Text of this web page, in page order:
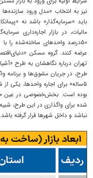
نیز به انتخاب «مدل ورود
باید «سرمایه‌‌گذار» باشد نه
مالیات، در بازار اجاره‌داری
۵۰درصد واحدهای ساخته‌شده را
عرضه کنند. گروه مسکن
تهران درباره نگاهشان به طرح
طرح، در جریان مشوق‌ها و برنامه
۵ساله» برای اجاره واحدها،
بوده است. بخش‌خصوصی در عین
نباشد و داخل شهرها قرار گرفته باشد.